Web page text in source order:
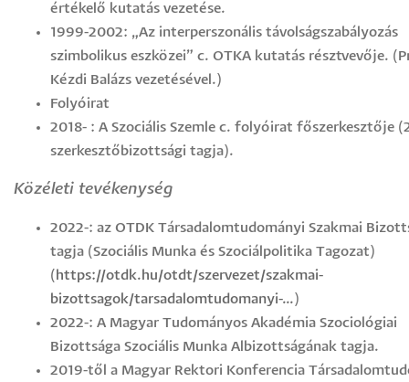
értékelő kutatás vezetése.
1999-2002: „Az interperszonális távolságszabályozás
szimbolikus eszközei” c. OTKA kutatás résztvevője.
Kézdi Balázs vezetésével.)
Folyóirat
2018- : A Szociális Szemle c. folyóirat főszerkesztője
szerkesztőbizottsági tagja).
Közéleti tevékenység
2022-: az OTDK Társadalomtudományi Szakmai
tagja (Szociális Munka és Szociálpolitika Tagozat)
( https://otdk.hu/otdt/szervezet/szakmai-
bizottsagok/tarsadalomtudomanyi-… )
2022-: A Magyar Tudományos Akadémia Szociológiai
Bizottsága Szociális Munka Albizottságának tagja.
2019-től a Magyar Rektori Konferencia